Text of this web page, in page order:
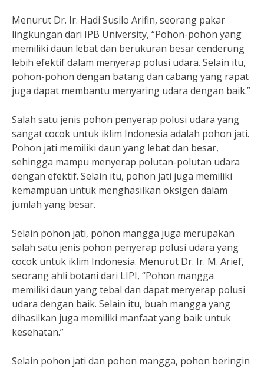
Menurut Dr. Ir. Hadi Susilo Arifin, seorang pakar
lingkungan dari IPB University, “Pohon-pohon yang
memiliki daun lebat dan berukuran besar cenderung
lebih efektif dalam menyerap polusi udara. Selain itu,
pohon-pohon dengan batang dan cabang yang rapat
juga dapat membantu menyaring udara dengan baik.”
Salah satu jenis pohon penyerap polusi udara yang
sangat cocok untuk iklim Indonesia adalah pohon jati.
Pohon jati memiliki daun yang lebat dan besar,
sehingga mampu menyerap polutan-polutan udara
dengan efektif. Selain itu, pohon jati juga memiliki
kemampuan untuk menghasilkan oksigen dalam
jumlah yang besar.
Selain pohon jati, pohon mangga juga merupakan
salah satu jenis pohon penyerap polusi udara yang
cocok untuk iklim Indonesia. Menurut Dr. Ir. M. Arief,
seorang ahli botani dari LIPI, “Pohon mangga
memiliki daun yang tebal dan dapat menyerap polusi
udara dengan baik. Selain itu, buah mangga yang
dihasilkan juga memiliki manfaat yang baik untuk
kesehatan.”
Selain pohon jati dan pohon mangga, pohon beringin